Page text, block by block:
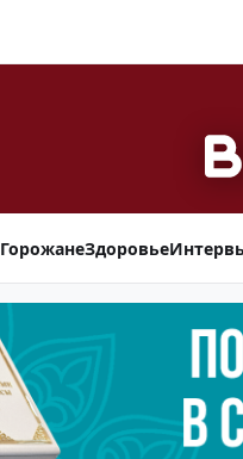
ГорожанеЗдоровье